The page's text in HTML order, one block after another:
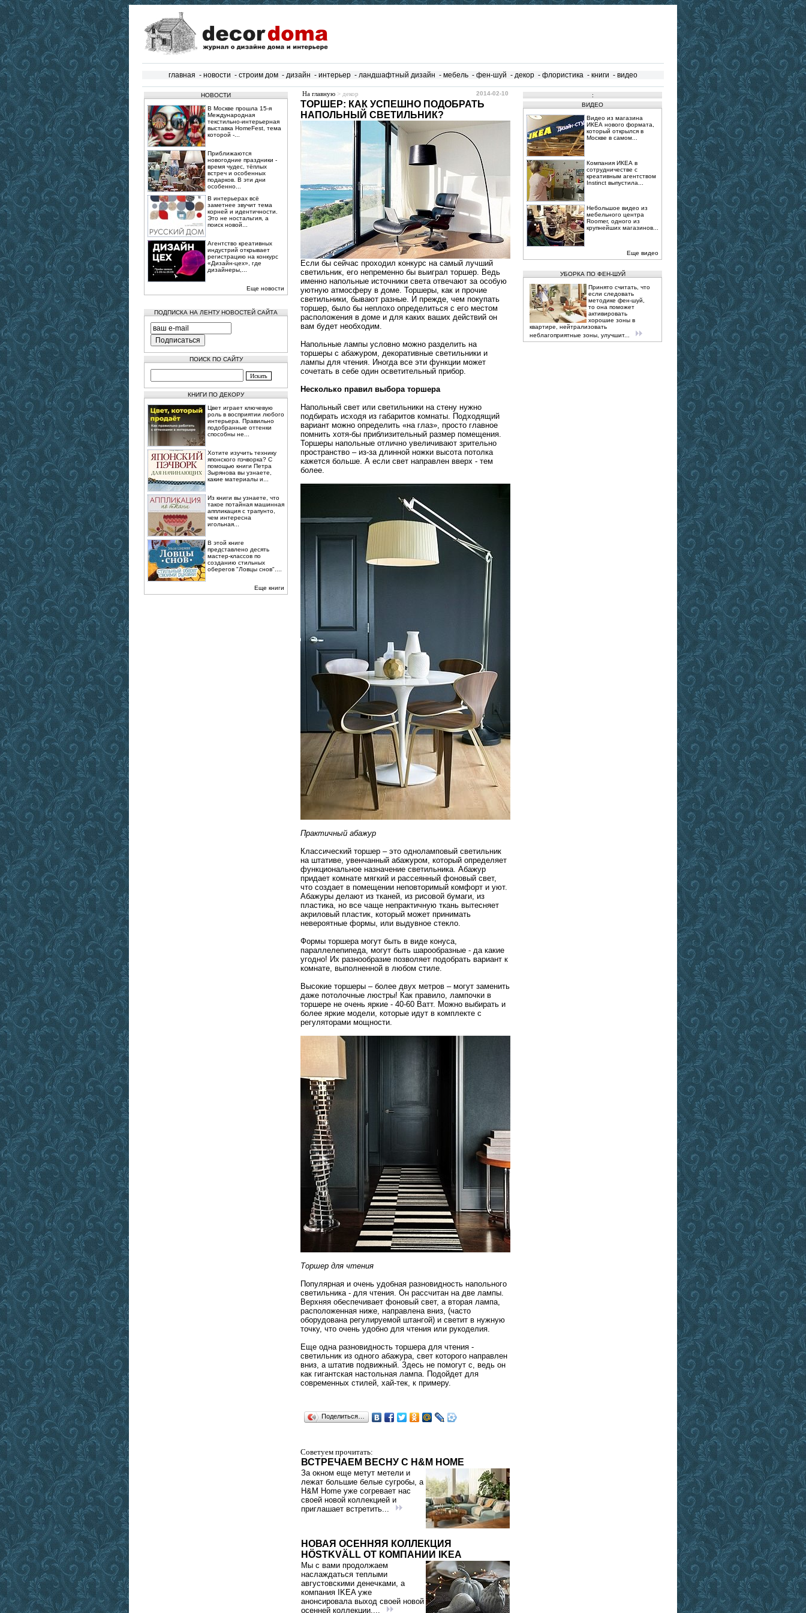
главная - новости - строим дом - дизайн - интерьер - ландшафтный дизайн - мебель - фен-шуй - декор - флористика - книги - видео
НОВОСТИ
В Москве прошла 15‑я
Международная
текстильно‑интерьерная
выставка HomeFest, тема
которой -...
Приближаются
новогодние праздники -
время чудес, тёплых
встреч и особенных
подарков. В эти дни
особенно...
В интерьерах всё
заметнее звучит тема
корней и идентичности.
Это не ностальгия, а
поиск новой...
Агентство креативных
индустрий открывает
регистрацию на конкурс
«Дизайн-цех», где
дизайнеры,...
Еще новости
ПОДПИСКА НА ЛЕНТУ НОВОСТЕЙ САЙТА
ПОИСК ПО САЙТУ
КНИГИ ПО ДЕКОРУ
Цвет играет ключевую
роль в восприятии любого
интерьера. Правильно
подобранные оттенки
способны не...
Хотите изучить технику
японского пэчворка? С
помощью книги Петра
Зырянова вы узнаете,
какие материалы и...
Из книги вы узнаете, что
такое потайная машинная
аппликация с трапунто,
чем интересна
игольная...
В этой книге
представлено десять
мастер-классов по
созданию стильных
оберегов "Ловцы снов"....
Еще книги
На главную > декор 2014-02-10
ТОРШЕР: КАК УСПЕШНО ПОДОБРАТЬ
НАПОЛЬНЫЙ СВЕТИЛЬНИК?
Если бы сейчас проходил конкурс на самый лучший
светильник, его непременно бы выиграл торшер. Ведь
именно напольные источники света отвечают за особую
уютную атмосферу в доме. Торшеры, как и прочие
светильники, бывают разные. И прежде, чем покупать
торшер, было бы неплохо определиться с его местом
расположения в доме и для каких ваших действий он
вам будет необходим.
Напольные лампы условно можно разделить на
торшеры с абажуром, декоративные светильники и
лампы для чтения. Иногда все эти функции может
сочетать в себе один осветительный прибор.
Несколько правил выбора торшера
Напольный свет или светильники на стену нужно
подбирать исходя из габаритов комнаты. Подходящий
вариант можно определить «на глаз», просто главное
помнить хотя-бы приблизительный размер помещения.
Торшеры напольные отлично увеличивают зрительно
пространство – из-за длинной ножки высота потолка
кажется больше. А если свет направлен вверх - тем
более.
Практичный абажур
Классический торшер – это одноламповый светильник
на штативе, увенчанный абажуром, который определяет
функциональное назначение светильника. Абажур
придает комнате мягкий и рассеянный фоновый свет,
что создает в помещении неповторимый комфорт и уют.
Абажуры делают из тканей, из рисовой бумаги, из
пластика, но все чаще непрактичную ткань вытесняет
акриловый пластик, который может принимать
невероятные формы, или выдувное стекло.
Формы торшера могут быть в виде конуса,
параллелепипеда, могут быть шарообразные - да какие
угодно! Их разнообразие позволяет подобрать вариант к
комнате, выполненной в любом стиле.
Высокие торшеры – более двух метров – могут заменить
даже потолочные люстры! Как правило, лампочки в
торшере не очень яркие - 40-60 Ватт. Можно выбирать и
более яркие модели, которые идут в комплекте с
регуляторами мощности.
Торшер для чтения
Популярная и очень удобная разновидность напольного
светильника - для чтения. Он рассчитан на две лампы.
Верхняя обеспечивает фоновый свет, а вторая лампа,
расположенная ниже, направлена вниз, (часто
оборудована регулируемой штангой) и светит в нужную
точку, что очень удобно для чтения или рукоделия.
Еще одна разновидность торшера для чтения -
светильник из одного абажура, свет которого направлен
вниз, а штатив подвижный. Здесь не помогут с, ведь он
как гигантская настольная лампа. Подойдет для
современных стилей, хай-тек, к примеру.
Поделиться…
Советуем прочитать:
ВСТРЕЧАЕМ ВЕСНУ С Н&M HOME
За окном еще метут метели и
лежат большие белые сугробы, а
H&M Home уже согревает нас
своей новой коллекцией и
приглашает встретить...
НОВАЯ ОСЕННЯЯ КОЛЛЕКЦИЯ
HÖSTKVÄLL ОТ КОМПАНИИ IKEA
Мы с вами продолжаем
наслаждаться теплыми
августовскими денечками, а
компания IKEA уже
анонсировала выход своей новой
осенней коллекции....
:
ВИДЕО
Видео из магазина
ИКЕА нового формата,
который открылся в
Москве в самом...
Компания ИКЕА в
сотрудничестве с
креативным агентством
Instinct выпустила...
Небольшое видео из
мебельного центра
Roomer, одного из
крупнейших магазинов...
Еще видео
УБОРКА ПО ФЕН-ШУЙ
Принято считать, что
если следовать
методике фен-шуй,
то она поможет
активировать
хорошие зоны в
квартире, нейтрализовать
неблагоприятные зоны, улучшит...